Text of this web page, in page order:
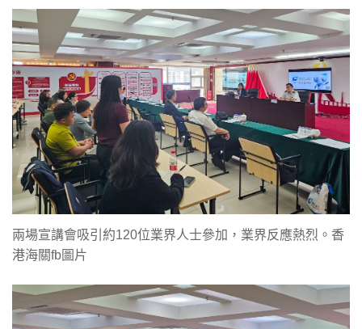
兩場宣講會吸引約120位業界人士參加，業界反應熱烈。香
港海關fb圖片